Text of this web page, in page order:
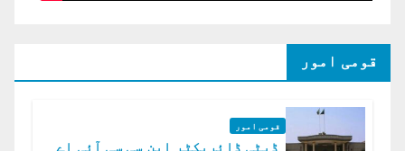
قومی امور
قومی امور
ڈپٹی ڈائریکٹر این سی سی آئی اے